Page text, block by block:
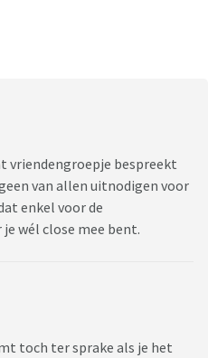
vriendengroepje bespreekt
van allen uitnodigen voor
enkel voor de
wél close mee bent.
toch ter sprake als je het